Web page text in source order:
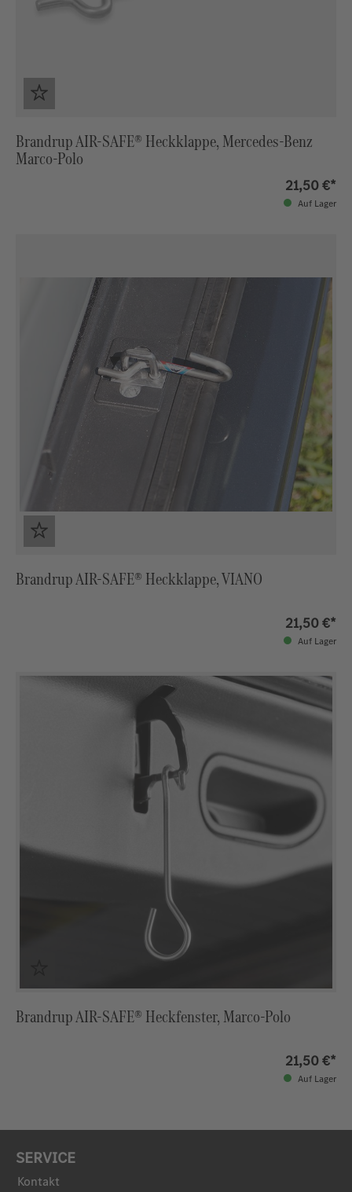
Brandrup AIR-SAFE® Heckklappe, Mercedes-Benz
Marco-Polo
21,50 €*
Auf Lager
Brandrup AIR-SAFE® Heckklappe, VIANO
21,50 €*
Auf Lager
Brandrup AIR-SAFE® Heckfenster, Marco-Polo
21,50 €*
Auf Lager
SERVICE
Kontakt